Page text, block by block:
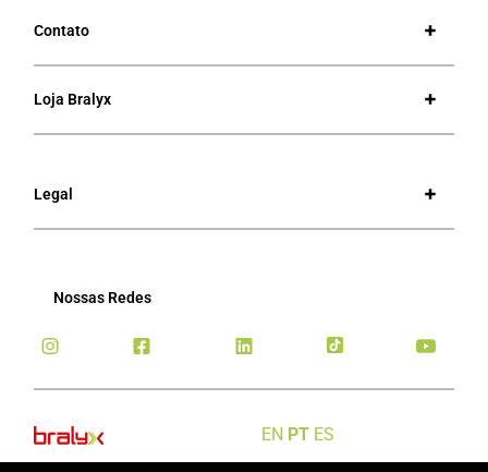
Contato
Loja Bralyx
Legal
Nossas Redes
EN PT ES